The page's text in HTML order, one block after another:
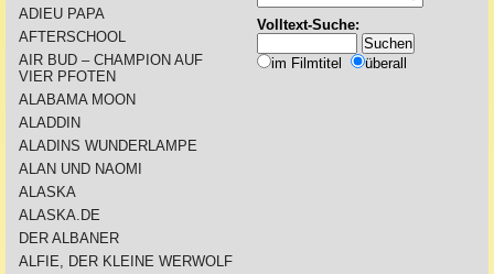
ADIEU PAPA
AFTERSCHOOL
AIR BUD – CHAMPION AUF
VIER PFOTEN
ALABAMA MOON
ALADDIN
ALADINS WUNDERLAMPE
ALAN UND NAOMI
ALASKA
ALASKA.DE
DER ALBANER
ALFIE, DER KLEINE WERWOLF
Volltext-Suche:
im Filmtitel überall